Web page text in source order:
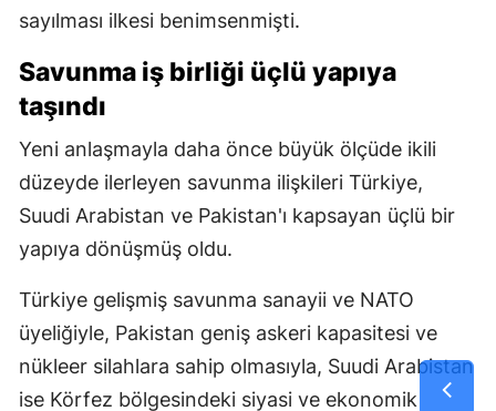
sayılması ilkesi benimsenmişti.
Savunma iş birliği üçlü yapıya
taşındı
Yeni anlaşmayla daha önce büyük ölçüde ikili
düzeyde ilerleyen savunma ilişkileri Türkiye,
Suudi Arabistan ve Pakistan'ı kapsayan üçlü bir
yapıya dönüşmüş oldu.
Türkiye gelişmiş savunma sanayii ve NATO
üyeliğiyle, Pakistan geniş askeri kapasitesi ve
nükleer silahlara sahip olmasıyla, Suudi Arabistan
ise Körfez bölgesindeki siyasi ve ekonomik